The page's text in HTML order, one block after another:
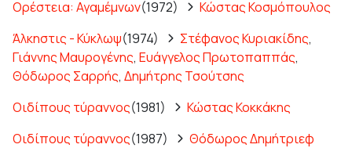
Ορέστεια: Αγαμέμνων(1972)
Κώστας Κοσμόπουλος
Άλκηστις - Κύκλωψ(1974) Στέφανος Κυριακίδης,
Γιάννης Μαυρογένης, Ευάγγελος Πρωτοπαππάς,
Θόδωρος Σαρρής, Δημήτρης Τσούτσης
Οιδίπους τύραννος(1981)
Κώστας Κοκκάκης
Οιδίπους τύραννος(1987)
Θόδωρος Δημήτριεφ